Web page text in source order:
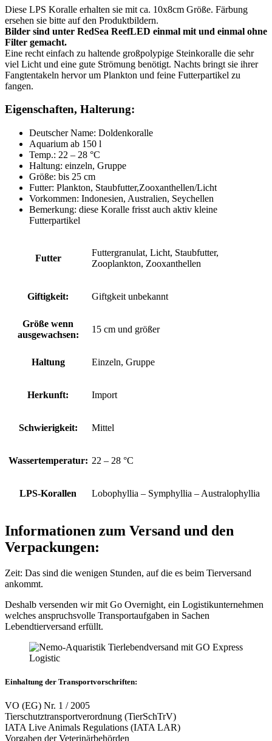
Diese LPS Koralle erhalten sie mit ca. 10x8cm Größe. Färbung
ersehen sie bitte auf den Produktbildern.
Bilder sind unter RedSea ReefLED einmal mit und einmal ohne
Filter gemacht.
Eine recht einfach zu haltende großpolypige Steinkoralle die sehr
viel Licht und eine gute Strömung benötigt. Nachts bringt sie ihrer
Fangtentakeln hervor um Plankton und feine Futterpartikel zu
fangen.
Eigenschaften, Halterung:
Deutscher Name: Doldenkoralle
Aquarium ab 150 l
Temp.: 22 – 28 °C
Haltung: einzeln, Gruppe
Größe: bis 25 cm
Futter: Plankton, Staubfutter,Zooxanthellen/Licht
Vorkommen: Indonesien, Australien, Seychellen
Bemerkung: diese Koralle frisst auch aktiv kleine
Futterpartikel
Futter
Futtergranulat, Licht, Staubfutter,
Zooplankton, Zooxanthellen
Giftigkeit: Giftgkeit unbekannt
Größe wenn
ausgewachsen:
15 cm und größer
Haltung Einzeln, Gruppe
Herkunft: Import
Schwierigkeit: Mittel
Wassertemperatur: 22 – 28 °C
LPS-Korallen Lobophyllia – Symphyllia – Australophyllia
Informationen zum Versand und den
Verpackungen:
Zeit: Das sind die wenigen Stunden, auf die es beim Tierversand
ankommt.
Deshalb versenden wir mit Go Overnight, ein Logistikunternehmen
welches anspruchsvolle Transportaufgaben in Sachen
Lebendtierversand erfüllt.
Einhaltung der Transportvorschriften:
VO (EG) Nr. 1 / 2005
Tierschutztransportverordnung (TierSchTrV)
IATA Live Animals Regulations (IATA LAR)
Vorgaben der Veterinärbehörden